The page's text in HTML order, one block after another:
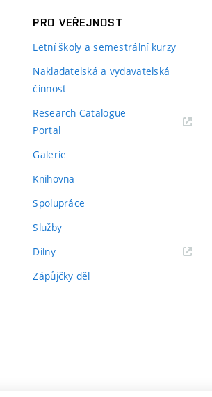
PRO VEŘEJNOST
Letní školy a semestrální kurzy
Nakladatelská a vydavatelská
činnost
Research Catalogue
Portal
Galerie
Knihovna
Spolupráce
Služby
Dílny
Zápůjčky děl